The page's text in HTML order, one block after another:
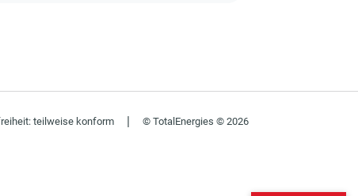
teilweise konform | © TotalEnergies © 2026